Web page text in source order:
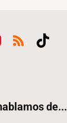
de...